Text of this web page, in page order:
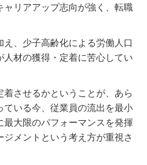
ャリアアップ志向が強く、転職
、少子高齢化による労働人口
材の獲得・定着に苦心してい
させるかということが、あら
ている今、従業員の流出を最小
大限のパフォーマンスを発揮
メントという考え方が重視さ